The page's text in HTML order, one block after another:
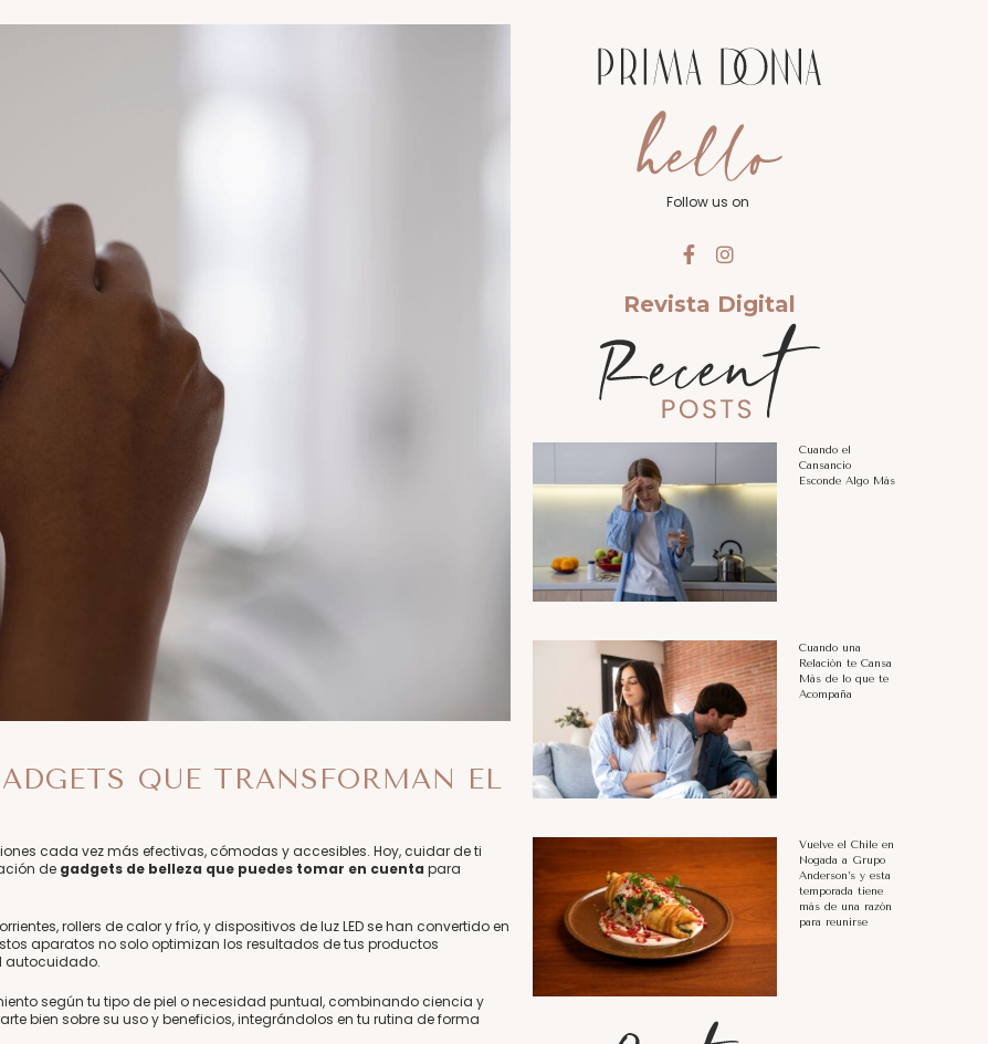
QUE TRANSFORMAN EL
cada vez más efectivas, cómodas y accesibles. Hoy, cuidar de ti
de gadgets de belleza que puedes tomar en cuenta para
rollers de calor y frío, y dispositivos de luz LED se han convertido en
aparatos no solo optimizan los resultados de tus productos
autocuidado.
según tu tipo de piel o necesidad puntual, combinando ciencia y
bien sobre su uso y beneficios, integrándolos en tu rutina de forma
Follow us on
Revista Digital
Cuando el
Cansancio
Esconde Algo Más
Cuando una
Relación te Cansa
Más de lo que te
Acompaña
Vuelve el Chile en
Nogada a Grupo
Anderson’s y esta
temporada tiene
más de una razón
para reunirse